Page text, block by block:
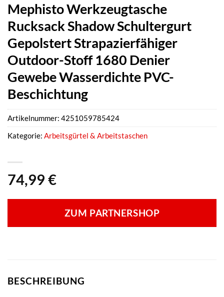
Mephisto Werkzeugtasche
Rucksack Shadow Schultergurt
Gepolstert Strapazierfähiger
Outdoor-Stoff 1680 Denier
Gewebe Wasserdichte PVC-
Beschichtung
74,99 €
ZUM PARTNERSHOP
Artikelnummer: 4251059785424
Kategorie: Arbeitsgürtel & Arbeitstaschen
BESCHREIBUNG